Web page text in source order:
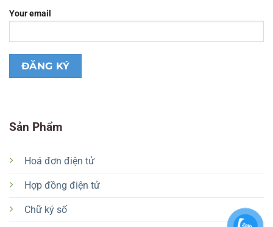
Sản Phẩm
Hoá đơn điện tử
Hợp đồng điện tử
Chữ ký số
Your email